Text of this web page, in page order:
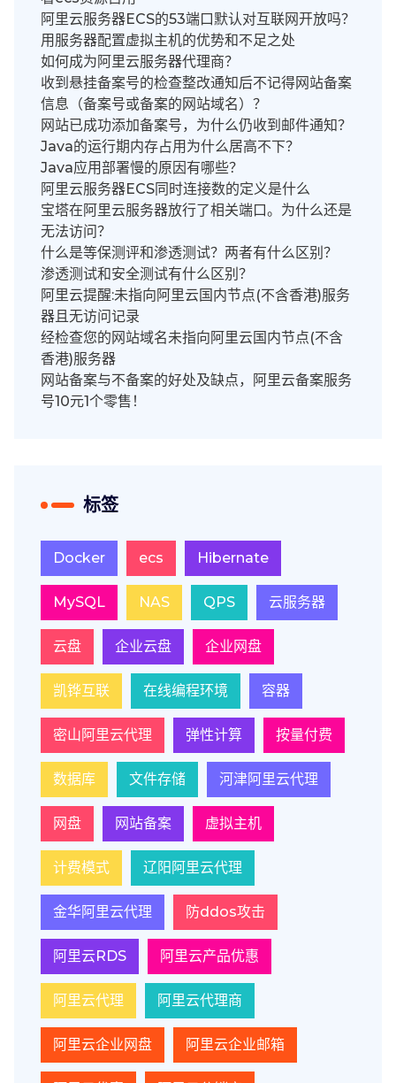
阿里云服务器ECS的53端口默认对互联网开放吗？
用服务器配置虚拟主机的优势和不足之处
如何成为阿里云服务器代理商？
收到悬挂备案号的检查整改通知后不记得网站备案
信息（备案号或备案的网站域名）？
网站已成功添加备案号，为什么仍收到邮件通知？
Java的运行期内存占用为什么居高不下？
Java应用部署慢的原因有哪些？
阿里云服务器ECS同时连接数的定义是什么
宝塔在阿里云服务器放行了相关端口。为什么还是
无法访问？
什么是等保测评和渗透测试？两者有什么区别？
渗透测试和安全测试有什么区别？
阿里云提醒:未指向阿里云国内节点(不含香港)服务
器且无访问记录
经检查您的网站域名未指向阿里云国内节点(不含
香港)服务器
网站备案与不备案的好处及缺点，阿里云备案服务
号10元1个零售！
标签
Docker ecs Hibernate
MySQL NAS QPS 云服务器
云盘 企业云盘 企业网盘
凯铧互联 在线编程环境 容器
密山阿里云代理 弹性计算 按量付费
数据库 文件存储 河津阿里云代理
网盘 网站备案 虚拟主机
计费模式 辽阳阿里云代理
金华阿里云代理 防ddos攻击
阿里云RDS 阿里云产品优惠
阿里云代理 阿里云代理商
阿里云企业网盘 阿里云企业邮箱